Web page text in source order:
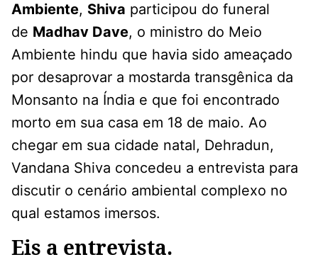
Ambiente, Shiva participou do funeral
de Madhav Dave, o ministro do Meio
Ambiente hindu que havia sido ameaçado
por desaprovar a mostarda transgênica da
Monsanto na Índia e que foi encontrado
morto em sua casa em 18 de maio. Ao
chegar em sua cidade natal, Dehradun,
Vandana Shiva concedeu a entrevista para
discutir o cenário ambiental complexo no
qual estamos imersos.
Eis a entrevista.